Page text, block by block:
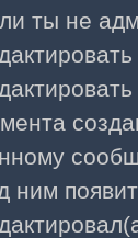
ты не
ним